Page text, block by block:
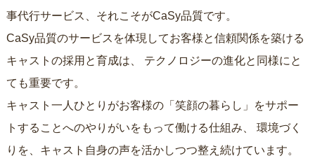
事代行サービス、それこそがCaSy品質です。
CaSy品質のサービスを体現してお客様と信頼関係を築ける
キャストの採用と育成は、
ても重要です。
キャスト一人ひとりがお客様の「笑顔の暮らし」をサポー
トすることへのやりがいをもって働ける仕組み、
りを、キャスト自身の声を活かしつつ整え続けています。